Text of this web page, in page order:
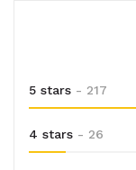
5 stars - 217
4 stars - 26